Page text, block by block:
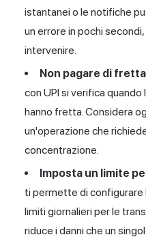
istantanei o le notifiche
un errore in pochi
intervenire.
Non pagare di
con UPI si verifica
hanno fretta. Considera
un'operazione che
concentrazione.
Imposta un limite
ti permette di configurare
limiti giornalieri per le
riduce i danni che un